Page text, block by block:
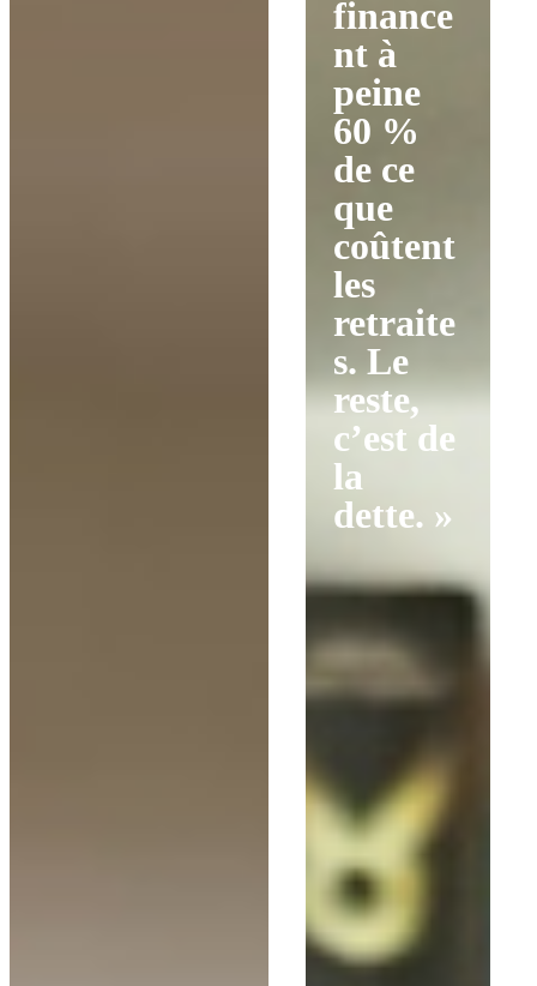
finance
nt à
peine
60 %
de ce
que
coûtent
les
retraite
s. Le
reste,
c’est de
la
dette. »